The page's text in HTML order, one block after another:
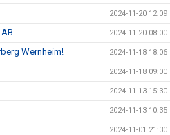
2024-11-20 12:09
2024-11-20 08:00
Wernheim! 2024-11-18 18:06
2024-11-18 09:00
2024-11-13 15:30
2024-11-13 10:35
2024-11-01 21:30